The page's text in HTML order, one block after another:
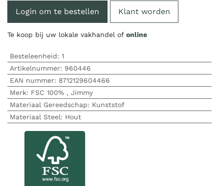
Login om te bestellen Klant worden
Te koop bij uw lokale vakhandel of online
Besteleenheid: 1
Artikelnummer: 960446
EAN nummer: 8712129604466
Merk: FSC 100%, Jimmy
Materiaal Gereedschap: Kunststof
Materiaal Steel: Hout